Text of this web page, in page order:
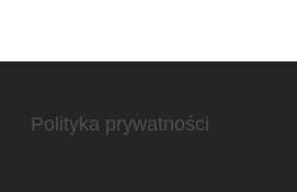
Polityka prywatności